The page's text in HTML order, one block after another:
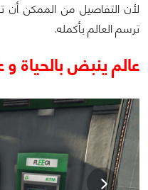
لأن التفاصيل من الممكن أن
ترسم العالم بأكمله.
عالم ينبض بالحياة و